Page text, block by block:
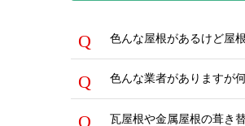
色んな屋根があるけど屋
色んな業者がありますが
瓦屋根や金属屋根の葺き